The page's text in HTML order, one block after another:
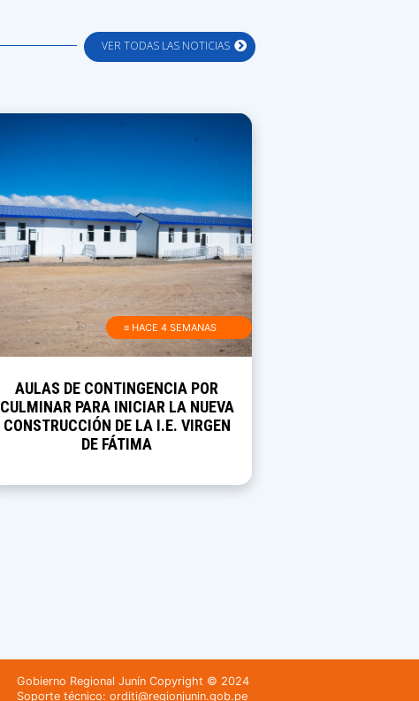
VER TODAS LAS NOTICIAS
≡ HACE 4 SEMANAS
AULAS DE CONTINGENCIA POR
CULMINAR PARA INICIAR LA NUEVA
CONSTRUCCIÓN DE LA I.E. VIRGEN
DE FÁTIMA
Gobierno Regional Junín Copyright © 2024
Soporte técnico: orditi@regionjunin.gob.pe